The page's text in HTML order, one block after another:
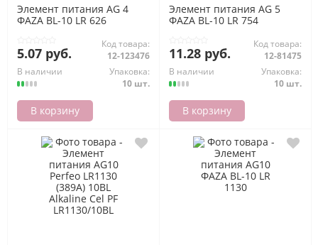
Элемент питания AG 4
ФАZА BL-10 LR 626
5.07 руб.
Код товара:
12-123476
В наличии
Упаковка:
10 шт.
В корзину
Элемент питания AG 5
ФАZА BL-10 LR 754
11.28 руб.
Код товара:
12-81475
В наличии
Упаковка:
10 шт.
В корзину